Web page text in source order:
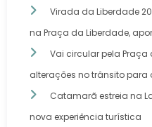
Virada da Liberdade
na Praça da Liberdade,
Vai circular pela Praça
alterações no trânsito para
Catamarã estreia na
nova experiência turística